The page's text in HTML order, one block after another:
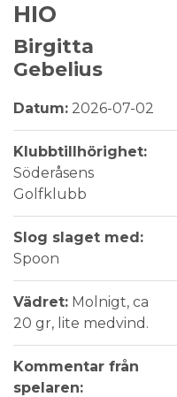
HIO
Birgitta
Gebelius
Datum: 2026-07-02
Klubbtillhörighet:
Söderåsens
Golfklubb
Slog slaget med:
Spoon
Vädret: Molnigt, ca
20 gr, lite medvind.
Kommentar från
spelaren: